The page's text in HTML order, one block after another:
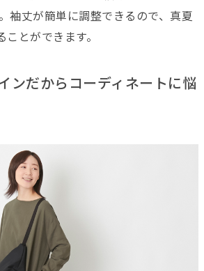
袖丈が簡単に調整できるので、真夏
とができます。
ンだからコーディネートに悩